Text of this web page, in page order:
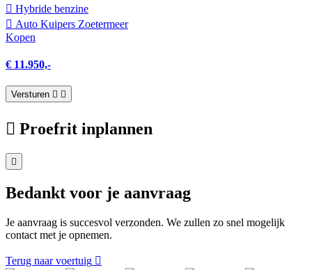
Hybride benzine
Auto Kuipers Zoetermeer
Kopen
€ 11.950,-
Versturen
Proefrit inplannen
Bedankt voor je aanvraag
Je aanvraag is succesvol verzonden. We zullen zo snel mogelijk
contact met je opnemen.
Terug naar voertuig